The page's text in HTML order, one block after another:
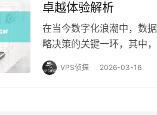
卓越体验解析
在当今数字化浪潮中，数
略决策的关键一环，其中
席之地，本文旨在从硬件
度，对Hetzner进行深入剖
VPS侦探 2026-03-16